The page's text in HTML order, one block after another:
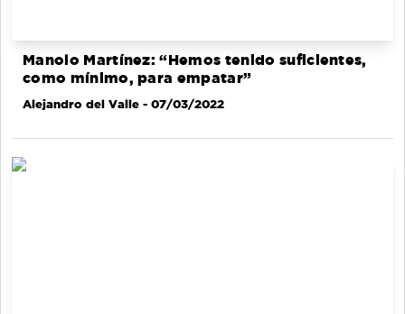
Manolo Martínez: “Hemos tenido suficientes,
como mínimo, para empatar”
Alejandro del Valle - 07/03/2022